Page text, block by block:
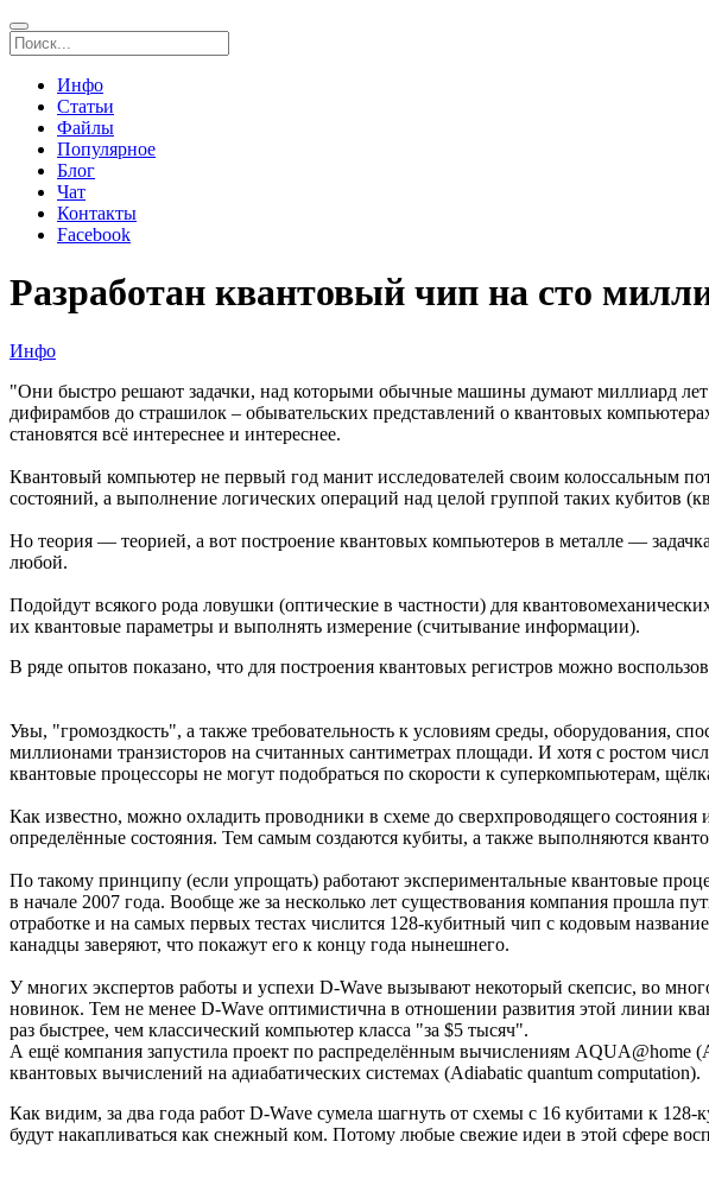
Инфо
Статьи
Файлы
Популярное
Блог
Чат
Контакты
Facebook
Разработан квантовый чип на сто
Инфо
"Они быстро решают задачки, над которыми обычные машины думают миллиард
дифирамбов до страшилок – обывательских представлений о квантовых
становятся всё интереснее и интереснее.
Квантовый компьютер не первый год манит исследователей своим колоссальным
состояний, а выполнение логических операций над целой группой таких кубитов
Но теория — теорией, а вот построение квантовых компьютеров в металле —
любой.
Подойдут всякого рода ловушки (оптические в частности) для
их квантовые параметры и выполнять измерение (считывание информации).
В ряде опытов показано, что для построения квантовых регистров можно
Увы, "громоздкость", а также требовательность к условиям среды, оборудования,
миллионами транзисторов на считанных сантиметрах площади. И хотя с ростом
квантовые процессоры не могут подобраться по скорости к суперкомпьютерам,
Как известно, можно охладить проводники в схеме до сверхпроводящего
определённые состояния. Тем самым создаются кубиты, а также выполняются
По такому принципу (если упрощать) работают экспериментальные квантовые
в начале 2007 года. Вообще же за несколько лет существования компания прошла
отработке и на самых первых тестах числится 128-кубитный чип с кодовым
канадцы заверяют, что покажут его к концу года нынешнего.
У многих экспертов работы и успехи D-Wave вызывают некоторый скепсис, во
новинок. Тем не менее D-Wave оптимистична в отношении развития этой линии
раз быстрее, чем классический компьютер класса "за $5 тысяч".
А ещё компания запустила проект по распределённым вычислениям AQUA@home
квантовых вычислений на адиабатических системах (Adiabatic quantum computation).
Как видим, за два года работ D-Wave сумела шагнуть от схемы с 16 кубитами к
будут накапливаться как снежный ком. Потому любые свежие идеи в этой сфере